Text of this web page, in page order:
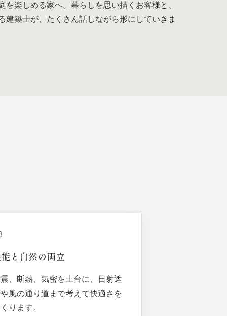
を楽しめる家へ。暮らしを思い描くお客様と、
建築士が、たくさん話しながら形にしていきま
と 自然の両立
、断熱、気密を土台に、日射遮
風の通り道まで考えて快適さを
ります。